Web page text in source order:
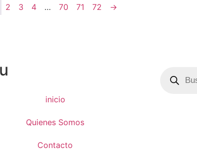
2 3 4 … 70 71 72 →
inicio
Quienes Somos
Contacto